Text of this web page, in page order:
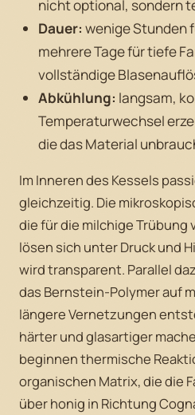
nicht optional, sondern
Dauer: wenige Stunden
mehrere Tage für tiefe
vollständige
Abkühlung: langsam,
Temperaturwechsel
die das Material
Im Inneren des Kessels
gleichzeitig. Die
die für die milchige
lösen sich unter Druck und
wird transparent. Parallel
das Bernstein-Polymer auf
längere Vernetzungen
härter und glasartiger
beginnen thermische
organischen Matrix, die die
über honig in Richtung